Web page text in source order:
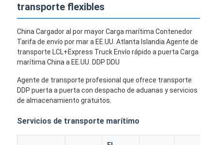
transporte flexibles
China Cargador al por mayor Carga marítima Contenedor
Tarifa de envío por mar a EE.UU. Atlanta Islandia Agente de
transporte LCL+Express Truck Envío rápido a puerta Carga
marítima China a EE.UU. DDP DDU
Agente de transporte profesional que ofrece transporte
DDP puerta a puerta con despacho de aduanas y servicios
de almacenamiento gratuitos.
Servicios de transporte marítimo